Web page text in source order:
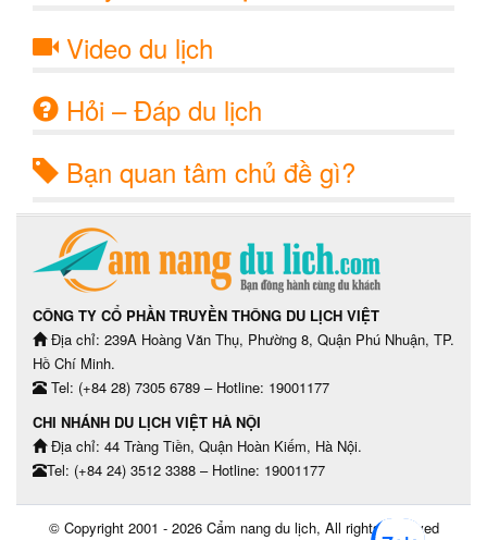
Video du lịch
Hỏi – Đáp du lịch
Bạn quan tâm chủ đề gì?
CÔNG TY CỔ PHẦN TRUYỀN THÔNG DU LỊCH VIỆT
Địa chỉ: 239A Hoàng Văn Thụ, Phường 8, Quận Phú Nhuận, TP.
Hồ Chí Minh.
Tel: (+84 28) 7305 6789 – Hotline: 19001177
CHI NHÁNH DU LỊCH VIỆT HÀ NỘI
Địa chỉ: 44 Tràng Tiền, Quận Hoàn Kiếm, Hà Nội.
Tel: (+84 24) 3512 3388 – Hotline: 19001177
© Copyright 2001 - 2026 Cẩm nang du lịch, All rights reserved